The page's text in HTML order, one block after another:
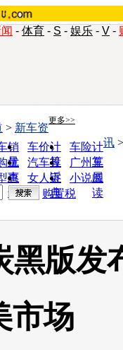
- 体育 - S - 娱乐 - V -
更多>>
销
量
车价计
算
车险计
算
优
惠
汽车投
诉
广州车
展
查
询
女人宝
典
小说阅
读
> 新车资
讯
购置税
黑版发
市场